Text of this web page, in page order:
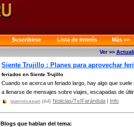
Suscribirse Lista de Interés
Más >>
Ver >>
Siente Trujillo : Planes para aprovechar
feriados en Siente Trujillo
Cuando se acerca un feriado largo, hay algo que
a llenarse de mensajes sobre viajes, escapadas de
guernicasun (4d) Noticias/Tv/Farándula | Info
Blogs que hablan del tema: